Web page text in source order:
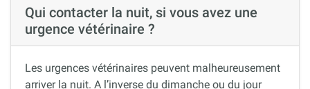
Qui contacter la nuit, si vous avez une
urgence vétérinaire ?
Les urgences vétérinaires peuvent malheureusement
arriver la nuit. A l’inverse du dimanche ou du jour